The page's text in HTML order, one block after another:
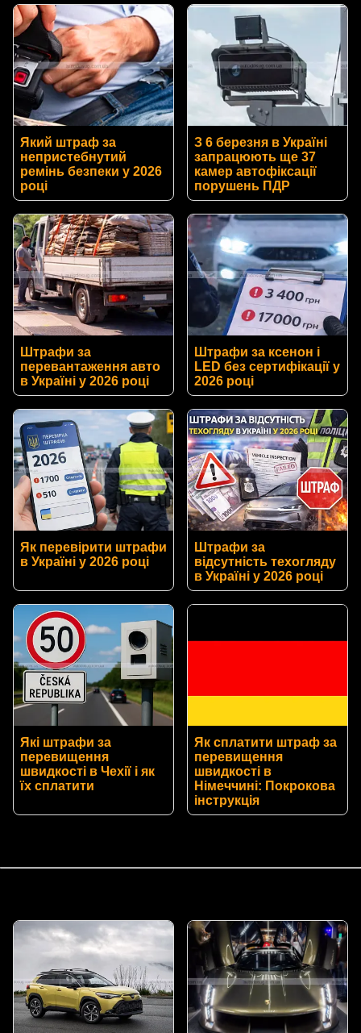
Який штраф за
непристебнутий
ремінь безпеки у 2026
році
З 6 березня в Україні
запрацюють ще 37
камер автофіксації
порушень ПДР
Штрафи за
перевантаження авто
в Україні у 2026 році
Штрафи за ксенон і
LED без сертифікації у
2026 році
Як перевірити штрафи
в Україні у 2026 році
Штрафи за
відсутність техогляду
в Україні у 2026 році
Які штрафи за
перевищення
швидкості в Чехії і як
їх сплатити
Як сплатити штраф за
перевищення
швидкості в
Німеччині: Покрокова
інструкція